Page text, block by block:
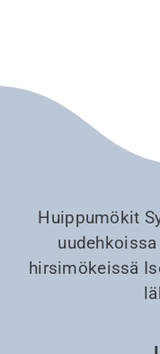
Huippumökit
hirsimökeissä